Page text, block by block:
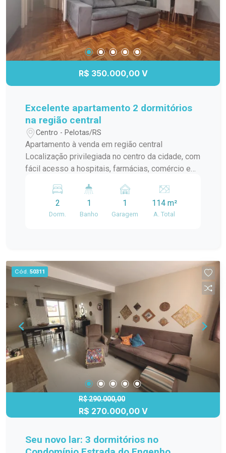
R$ 350.000,00 V
Excelente apartamento 2 dormitórios
na região central
Centro - Pelotas/RS
Apartamento à venda em região central
Localização privilegiada no centro da cidade, com
fácil acesso a hospitais, farmácias, comércio e
para seu conforto e bem-estar. Banheiro social
mobiliado, com acabamentos de qualidade.
Cozinha com móveis sob medida. Espaço de
2
Dorm.
1
Banho
1
Garagem
114 m²
A. Total
Cód. 50311
R$ 290.000,00
R$ 270.000,00 V
Seu novo lar: 3 dormitórios no